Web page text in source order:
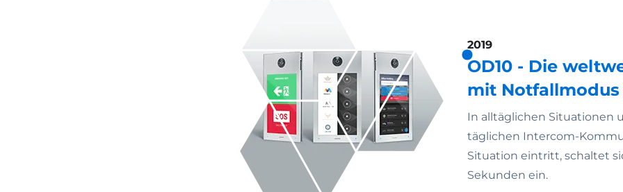
2019
OD10 - Die
mit Notfallmodus
In alltäglichen Situationen
täglichen Intercom-
Situation eintritt, schaltet
Sekunden ein.